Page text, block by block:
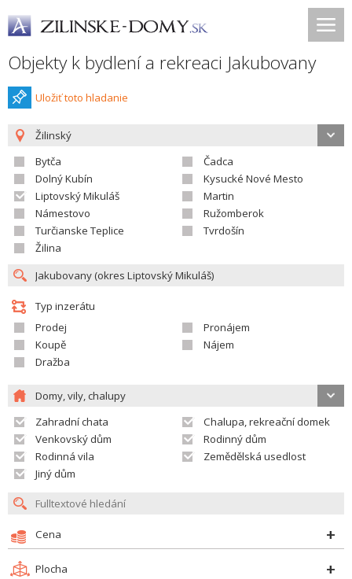
Objekty k bydlení a rekreaci Jakubovany
Uložiť toto hladanie
Žilinský
Bytča
Čadca
Dolný Kubín
Kysucké Nové Mesto
Liptovský Mikuláš
Martin
Námestovo
Ružomberok
Turčianske Teplice
Tvrdošín
Žilina
Typ inzerátu
Prodej
Pronájem
Koupě
Nájem
Dražba
Domy, vily, chalupy
Zahradní chata
Chalupa, rekreační domek
Venkovský dům
Rodinný dům
Rodinná vila
Zemědělská usedlost
Jiný dům
Cena
Plocha